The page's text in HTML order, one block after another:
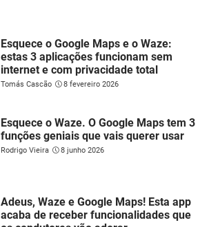
Esquece o Google Maps e o Waze:
estas 3 aplicações funcionam sem
internet e com privacidade total
Tomás Cascão 8 fevereiro 2026
Esquece o Waze. O Google Maps tem 3
funções geniais que vais querer usar
Rodrigo Vieira 8 junho 2026
Adeus, Waze e Google Maps! Esta app
acaba de receber funcionalidades que